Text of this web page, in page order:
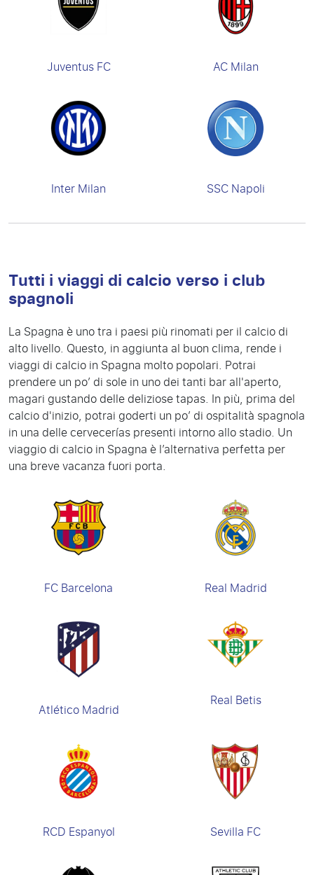
Juventus FC AC Milan
Inter Milan SSC Napoli
Tutti i viaggi di calcio verso i club
spagnoli
La Spagna è uno tra i paesi più rinomati per il calcio di
alto livello. Questo, in aggiunta al buon clima, rende i
viaggi di calcio in Spagna molto popolari. Potrai
prendere un po’ di sole in uno dei tanti bar all'aperto,
magari gustando delle deliziose tapas. In più, prima del
calcio d'inizio, potrai goderti un po’ di ospitalità spagnola
in una delle cervecerías presenti intorno allo stadio. Un
viaggio di calcio in Spagna è l’alternativa perfetta per
una breve vacanza fuori porta.
FC Barcelona Real Madrid
Atlético Madrid Real Betis
RCD Espanyol Sevilla FC